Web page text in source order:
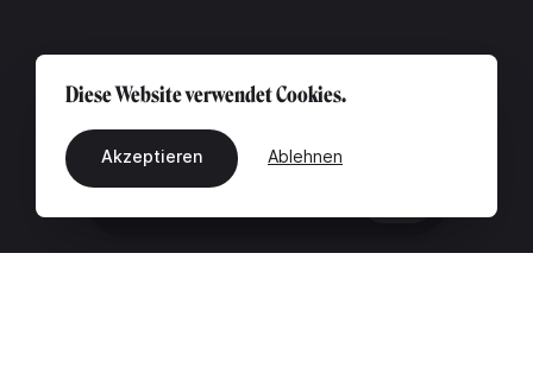
Diese Website verwendet Cookies.
Akzeptieren Ablehnen